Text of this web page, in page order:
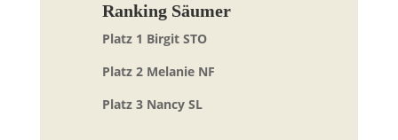
Ranking Säumer
Platz 1 Birgit STO
Platz 2 Melanie NF
Platz 3 Nancy SL